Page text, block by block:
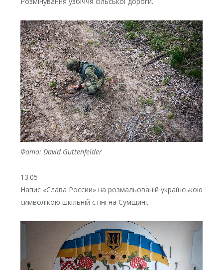
Фото: David Guttenfelder
13.05
Напис «Слава России» на розмальованій українською
символікою шкільній стіні на Сумщині.